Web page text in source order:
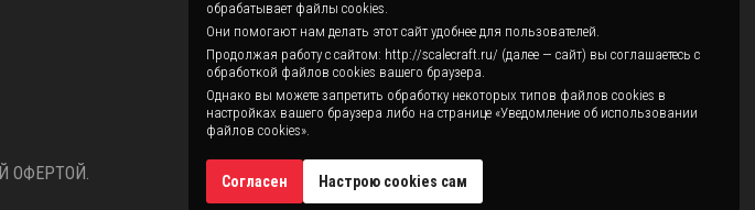
ОФЕРТОЙ.
обрабатывает файлы cookies.
Они помогают нам делать этот сайт удобнее для пользователей.
Продолжая работу с сайтом: http://scalecraft.ru/ (далее — сайт) вы соглашаетесь с
обработкой файлов cookies вашего браузера.
Однако вы можете запретить обработку некоторых типов файлов cookies в
настройках вашего браузера либо на странице «Уведомление об использовании
файлов cookies».
Согласен Настрою cookies сам